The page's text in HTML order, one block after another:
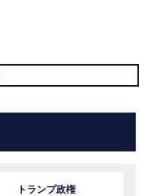
トランプ政権